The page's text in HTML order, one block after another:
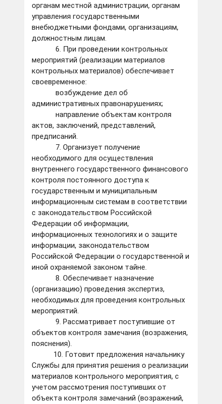
органам местной администрации, органам
управления государственными
внебюджетными фондами, организациям,
должностным лицам.
6. При проведении контрольных
мероприятий (реализации материалов
контрольных материалов) обеспечивает
своевременное:
возбуждение дел об
административных правонарушениях;
направление объектам контроля
актов, заключений, представлений,
предписаний.
7. Организует получение
необходимого для осуществления
внутреннего государственного финансового
контроля постоянного доступа к
государственным и муниципальным
информационным системам в соответствии
с законодательством Российской
Федерации об информации,
информационных технологиях и о защите
информации, законодательством
Российской Федерации о государственной и
иной охраняемой законом тайне.
8. Обеспечивает назначение
(организацию) проведения экспертиз,
необходимых для проведения контрольных
мероприятий.
9. Рассматривает поступившие от
объектов контроля замечания (возражения,
пояснения).
10. Готовит предложения начальнику
Службы для принятия решения о реализации
материалов контрольного мероприятия, с
учетом рассмотрения поступивших от
объекта контроля замечаний (возражений,